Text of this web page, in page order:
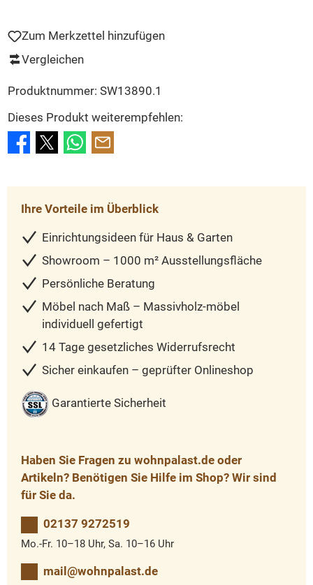
Zum Merkzettel hinzufügen
Vergleichen
Produktnummer: SW13890.1
Dieses Produkt weiterempfehlen:
Ihre Vorteile im Überblick
Einrichtungsideen für Haus & Garten
Showroom – 1000 m² Ausstellungsfläche
Persönliche Beratung
Möbel nach Maß – Massivholz-möbel
individuell gefertigt
14 Tage gesetzliches Widerrufsrecht
Sicher einkaufen – geprüfter Onlineshop
Garantierte Sicherheit
Haben Sie Fragen zu wohnpalast.de oder
Artikeln? Benötigen Sie Hilfe im Shop? Wir sind
für Sie da.
02137 9272519
Mo.-Fr. 10–18 Uhr, Sa. 10–16 Uhr
mail@wohnpalast.de